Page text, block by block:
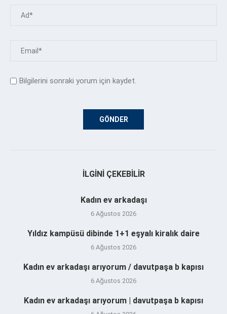
Bilgilerini sonraki yorum için kaydet.
İLGINI ÇEKEBILIR
Kadın ev arkadaşı
6 Ağustos 2026
Yıldız kampüsü dibinde 1+1 eşyalı kiralık daire
6 Ağustos 2026
Kadın ev arkadaşı arıyorum / davutpaşa b kapısı
6 Ağustos 2026
Kadın ev arkadaşı arıyorum | davutpaşa b kapısı